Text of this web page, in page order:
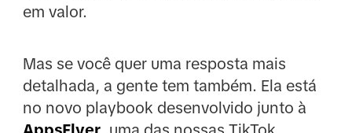
em valor.
Mas se você quer uma resposta mais
detalhada, a gente tem também. Ela está
no novo playbook desenvolvido junto à